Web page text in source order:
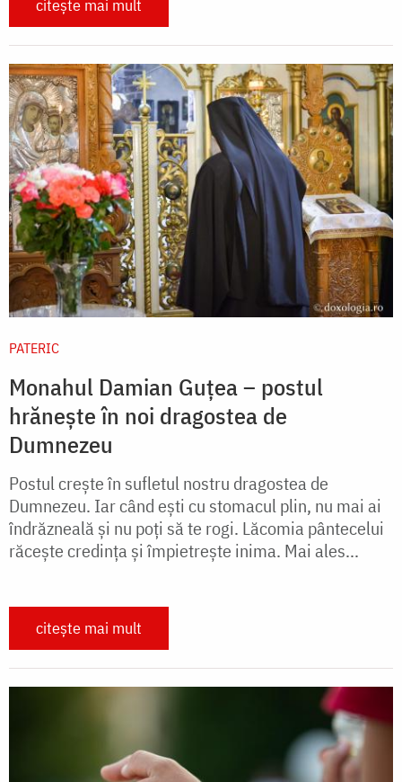
citește mai mult
PATERIC
Monahul Damian Guțea – postul
hrănește în noi dragostea de
Dumnezeu
Postul creşte în sufletul nostru dragostea de
Dumnezeu. Iar când eşti cu stomacul plin, nu mai ai
îndrăzneală şi nu poţi să te rogi. Lăcomia pântecelui
răceşte credinţa şi împietreşte inima. Mai ales...
citește mai mult